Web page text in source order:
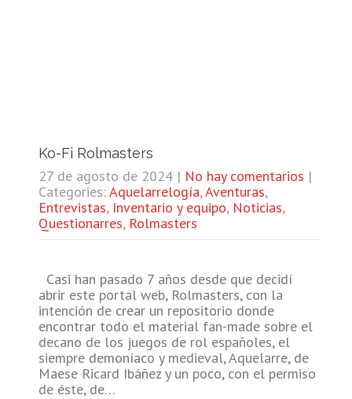
Ko-Fi Rolmasters
27 de agosto de 2024 | No hay comentarios |
Categories:Aquelarrelogía,Aventuras,
Entrevistas, Inventario y equipo, Noticias,
Questionarres, Rolmasters
Casi han pasado 7 años desde que decidí
abrir este portal web, Rolmasters, con la
intención de crear un repositorio donde
encontrar todo el material fan-made sobre el
decano de los juegos de rol españoles, el
siempre demoníaco y medieval, Aquelarre, de
Maese Ricard Ibáñez y un poco, con el permiso
de éste, de…